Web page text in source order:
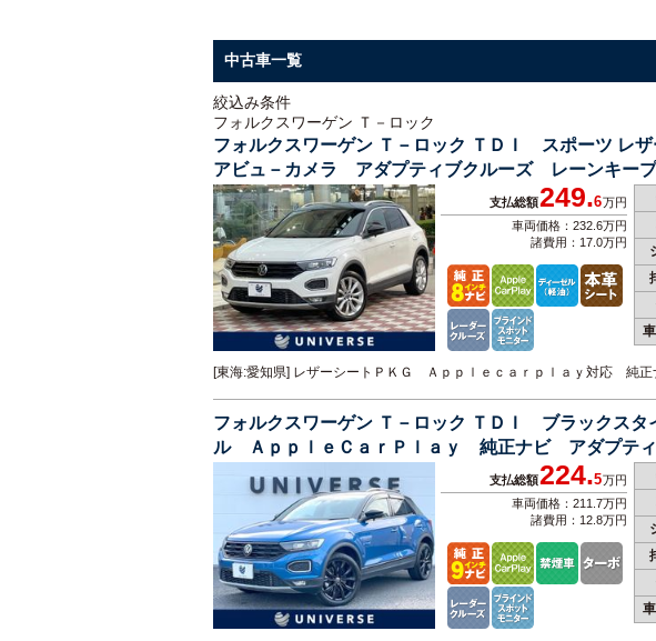
中古車一覧
絞込み条件
フォルクスワーゲン Ｔ－ロック
フォルクスワーゲン Ｔ－ロック ＴＤＩ スポーツ
アビュ－カメラ アダプティブクルーズ レーンキ
１８インチＡＷ ＥＴＣ
支払総額249.6万円
車両価格：232.6万円
諸費用：17.0万円
[東海:愛知県] レザーシートＰＫＧ Ａｐｐｌｅｃａｒｐｌａｙ対応 純
フォルクスワーゲン Ｔ－ロック ＴＤＩ ブラックス
ル ＡｐｐｌｅＣａｒＰｌａｙ 純正ナビ アダプテ
イト 純正１８インチＡＷ ＥＴＣ 禁煙車
支払総額224.5万円
車両価格：211.7万円
諸費用：12.8万円